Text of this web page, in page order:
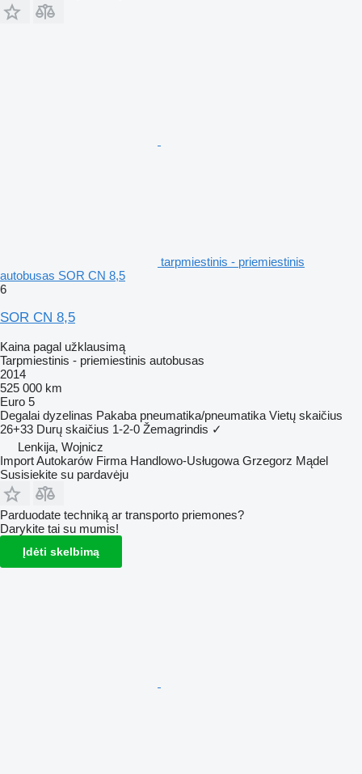
tarpmiestinis - priemiestinis
autobusas SOR CN 8,5
6
SOR CN 8,5
Kaina pagal užklausimą
Tarpmiestinis - priemiestinis autobusas
2014
525 000 km
Euro 5
Degalai dyzelinas Pakaba pneumatika/pneumatika Vietų skaičius
26+33 Durų skaičius 1-2-0 Žemagrindis ✓
Lenkija, Wojnicz
Import Autokarów Firma Handlowo-Usługowa Grzegorz Mądel
Susisiekite su pardavėju
Parduodate techniką ar transporto priemones?
Darykite tai su mumis!
Įdėti skelbimą